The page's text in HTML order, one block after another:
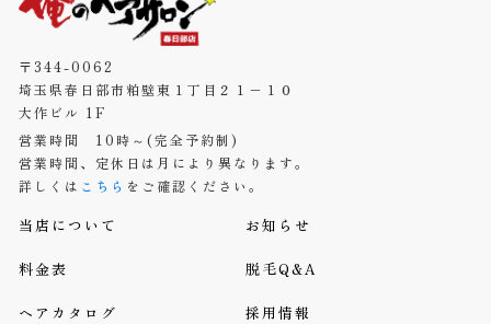
〒344-0062
埼玉県春日部市粕壁東１丁目２１−１０
大作ビル 1F
営業時間 10時～(完全予約制)
営業時間、定休日は月により異なります。
詳しくは こちら をご確認ください。
当店について
料金表
ヘアカタログ
お知らせ
脱毛Q&A
採用情報